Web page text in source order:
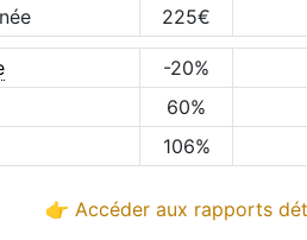
225€
-20%
60%
106%
👉 Accéder aux rapports